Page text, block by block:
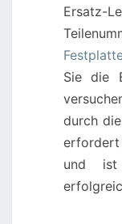
Ersatz-
Sie die
durch
und ist